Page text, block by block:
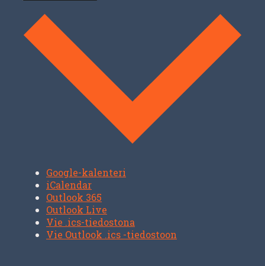
Google-kalenteri
iCalendar
Outlook 365
Outlook Live
Vie .ics-tiedostona
Vie Outlook .ics -tiedostoon